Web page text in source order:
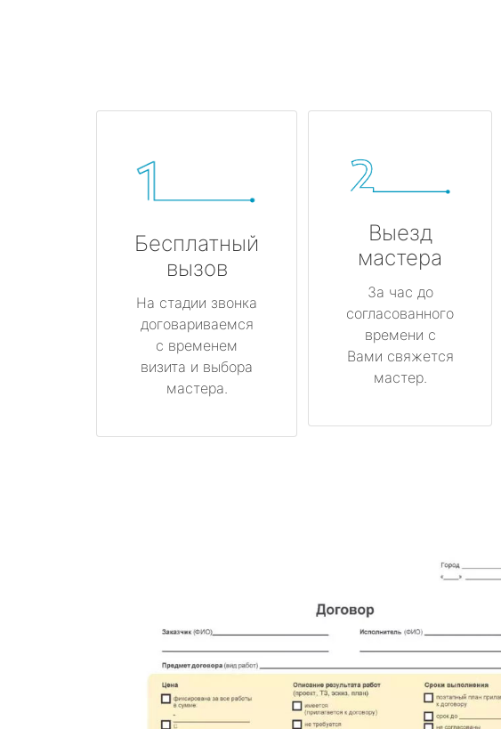
Бесплатный
вызов
На стадии звонка
договариваемся
с временем
визита и выбора
мастера.
Выезд
мастера
За час до
согласованного
времени с
Вами свяжется
мастер.